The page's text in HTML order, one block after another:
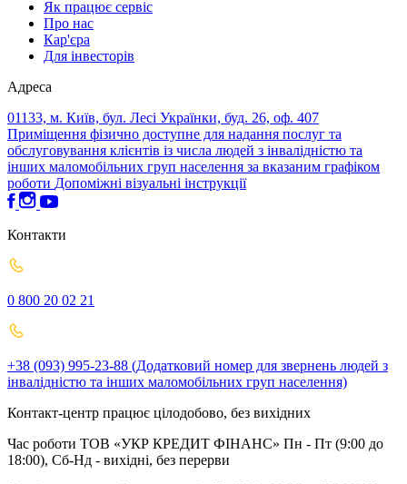
Як працює сервіс
Про нас
Кар'єра
Для інвесторів
Адреса
01133, м. Київ, бул. Лесі Українки, буд. 26, оф. 407
Приміщення фізично доступне для надання послуг та
обслуговування клієнтів із числа людей з інвалідністю та
інших маломобільних груп населення за вказаним графіком
роботи Допоміжні візуальні інструкції
Контакти
0 800 20 02 21
+38 (093) 995-23-88 (Додатковий номер для звернень людей з
інвалідністю та інших маломобільних груп населення)
Контакт-центр працює цілодобово, без вихідних
Час роботи ТОВ «УКР КРЕДИТ ФІНАНС» Пн - Пт (9:00 до
18:00), Сб-Нд - вихідні, без перерви